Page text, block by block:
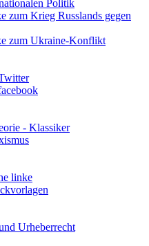
Politik
zum Krieg Russlands gegen
zum Ukraine-Konflikt
- Klassiker
linke
Urheberrecht